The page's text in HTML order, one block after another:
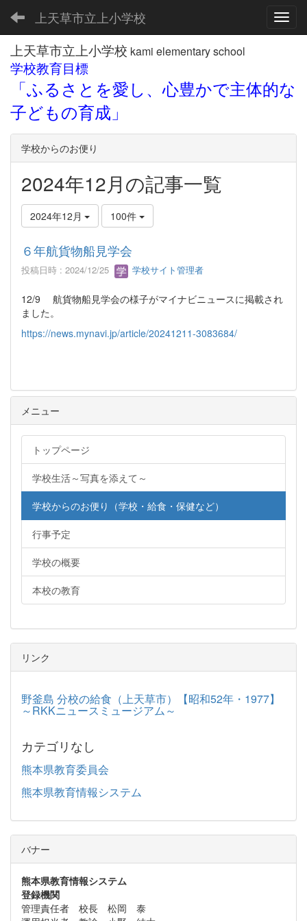
上天草市立上小学校
上天草市立上小学校 kami elementary school
学校教育目標
「ふるさとを愛し、心豊かで主体的な
子どもの育成」
学校からのお便り
2024年12月の記事一覧
2024年12月 100件
６年航貨物船見学会
投稿日時 : 2024/12/25 学校サイト管理者
12/9 航貨物船見学会の様子がマイナビニュースに掲載され
ました。
https://news.mynavi.jp/article/20241211-3083684/
メニュー
トップページ
学校生活～写真を添えて～
学校からのお便り（学校・給食・保健など）
行事予定
学校の概要
本校の教育
リンク
野釜島 分校の給食（上天草市）【昭和52年・1977】
～RKKニュースミュージアム～
カテゴリなし
熊本県教育委員会
熊本県教育情報システム
バナー
熊本県教育情報システム
登録機関
管理責任者 校長 松岡 泰